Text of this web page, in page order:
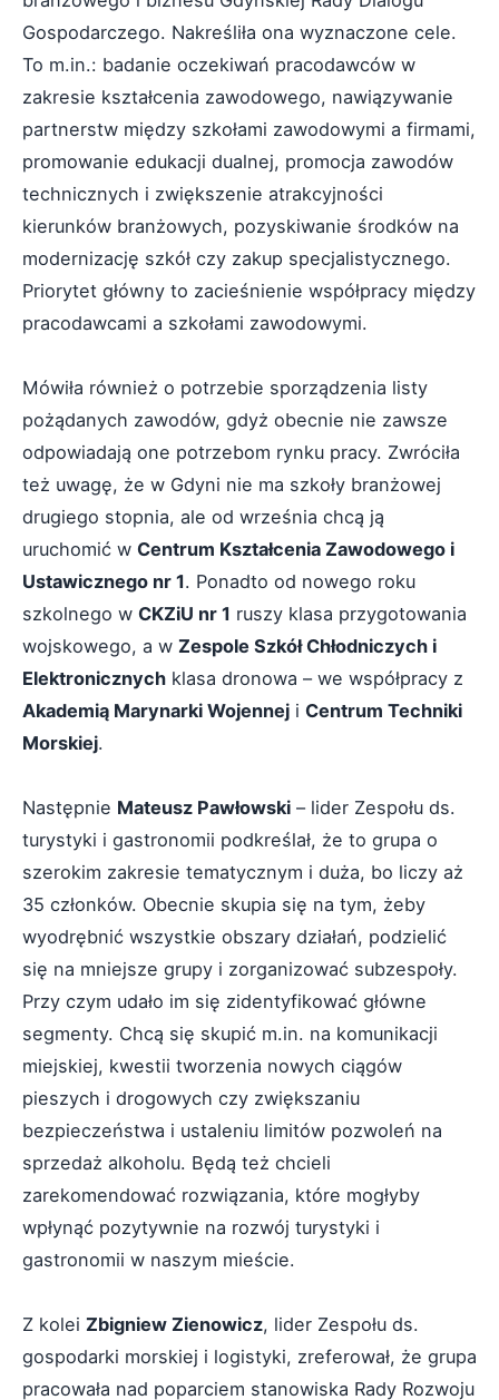
Gospodarczego. Nakreśliła ona wyznaczone cele.
To m.in.: badanie oczekiwań pracodawców w
zakresie kształcenia zawodowego, nawiązywanie
partnerstw między szkołami zawodowymi a firmami,
promowanie edukacji dualnej, promocja zawodów
technicznych i zwiększenie atrakcyjności
kierunków branżowych, pozyskiwanie środków na
modernizację szkół czy zakup specjalistycznego.
Priorytet główny to zacieśnienie współpracy między
pracodawcami a szkołami zawodowymi.
Mówiła również o potrzebie sporządzenia listy
pożądanych zawodów, gdyż obecnie nie zawsze
odpowiadają one potrzebom rynku pracy. Zwróciła
też uwagę, że w Gdyni nie ma szkoły branżowej
drugiego stopnia, ale od września chcą ją
uruchomić w Centrum Kształcenia Zawodowego i
Ustawicznego nr 1. Ponadto od nowego roku
szkolnego w CKZiU nr 1 ruszy klasa przygotowania
wojskowego, a w Zespole Szkół Chłodniczych i
Elektronicznych klasa dronowa – we współpracy z
Akademią Marynarki Wojennej i Centrum Techniki
Morskiej.
Następnie Mateusz Pawłowski – lider Zespołu ds.
turystyki i gastronomii podkreślał, że to grupa o
szerokim zakresie tematycznym i duża, bo liczy aż
35 członków. Obecnie skupia się na tym, żeby
wyodrębnić wszystkie obszary działań, podzielić
się na mniejsze grupy i zorganizować subzespoły.
Przy czym udało im się zidentyfikować główne
segmenty. Chcą się skupić m.in. na komunikacji
miejskiej, kwestii tworzenia nowych ciągów
pieszych i drogowych czy zwiększaniu
bezpieczeństwa i ustaleniu limitów pozwoleń na
sprzedaż alkoholu. Będą też chcieli
zarekomendować rozwiązania, które mogłyby
wpłynąć pozytywnie na rozwój turystyki i
gastronomii w naszym mieście.
Z kolei Zbigniew Zienowicz, lider Zespołu ds.
gospodarki morskiej i logistyki, zreferował, że grupa
pracowała nad poparciem stanowiska Rady Rozwoju